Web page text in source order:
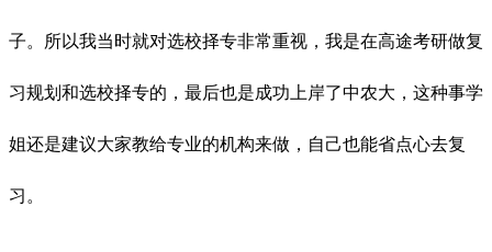
子。所以我当时就对选校择专非常重视，我是在高途考研做复
习规划和选校择专的，最后也是成功上岸了中农大，这种事学
姐还是建议大家教给专业的机构来做，自己也能省点心去复
习。